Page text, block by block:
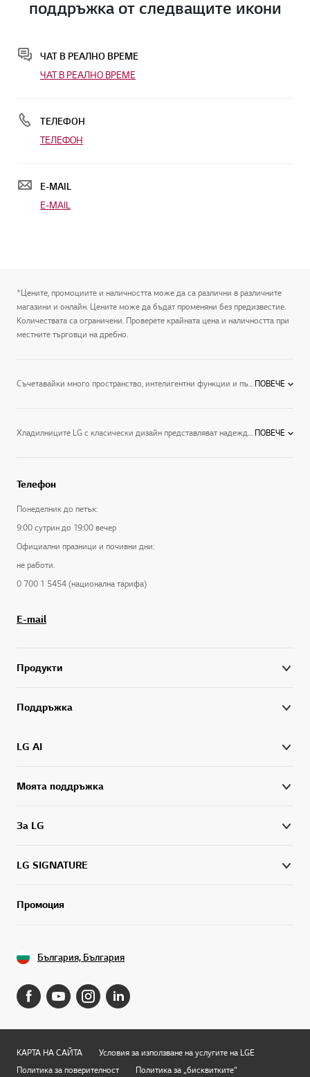
поддръжка от следващите икони
ЧАТ В РЕАЛНО ВРЕМЕ
ЧАТ В РЕАЛНО ВРЕМЕ
ТЕЛЕФОН
ТЕЛЕФОН
E-MAIL
E-MAIL
*Цените, промоциите и наличността може да са различни в различните
магазини и онлайн. Цените може да бъдат променяни без предизвестие.
Количествата са ограничени. Проверете крайната цена и наличността при
местните търговци на дребно.
Съчетавайки много пространство, интелигентни функции и първокласен стил, хладилниците на LG са оборудвани с последните иновации и се доставят в най-различни стилове, включително:Хладилници с фризер тип Side-by-Side: Един от най-популярните ни стилове, тези хладилници разполагат с най-новите технологии на LG за охлаждане и освежаване, удобно съхранение и външен вид, който подобрява всяка една кухня. Освен това можете да виждате всички хранителни продукти с един поглед.Хладилници с горен фризер: Разполагат с усъвършенствани функции за освежаване и стилен външен вид – от горе до долу! Вие ще се насладите на обширно място за съхранение и удобство, плюс неизменно модерен стил, който подобрява интериора на всяка една кухня.Хладилници с долен фризер: При този стил, хладилникът е на нивото на очите – точно там, където ви трябва.Хладилници Door-in-DoorTM: Иновативната технология за съхранение на LG осигурява незабавен достъп до любимите ви храни и намалява загубата на студен въздух с 47%. Можете да влезете и излезете бързо, благодарение на лесния достъп до напитки и леки закуски с технологията Door-in-Door.LG разполага с идеалния хладилник за вашия дом, вашия живот и вашия стил. Вие не само можете да избирате от няколко типа иновативни хладилници, но и получавате всички най-нови функции като изключителната технология Линеен компресор на LG, която осигурява оптимално охлаждане, работна ефективности и надеждност. Намерете своя хладилник днес и не забравяйте да разгледате всичките наши елегантни домашни и кухненски уреди, включително уреди за готвене, микровълнови фурни, миялни машини и много повече. Вземете производителността, стила и енергийната ефективност, които са ви необходими, за да създадете дома, който винаги сте желали.ПОВЕЧЕ
Хладилниците LG с класически дизайн представляват надеждността и елегантността. Благодарение на технологията Total No Frost и решетката за балансиране на влагата, храните ви остават свежи за дълго време. И вие можете да прекарате времето със семейството си, вместо с размразяване на хладилника. Предоставяме 10 години гаранция на инверторния компресор. ПОВЕЧЕ
Телефон
Понеделник до петък:
9:00 сутрин до 19:00 вечер
Официални празници и почивни дни:
не работи.
0 700 1 5454 (национална тарифа)
E-mail
Продукти
Поддръжка
LG AI
Моята поддръжка
За LG
LG SIGNATURE
Промоция
България, България
КАРТА НА САЙТА
Условия за използване на услугите на LGE
Политика за поверителност
Политика за „бисквитките“